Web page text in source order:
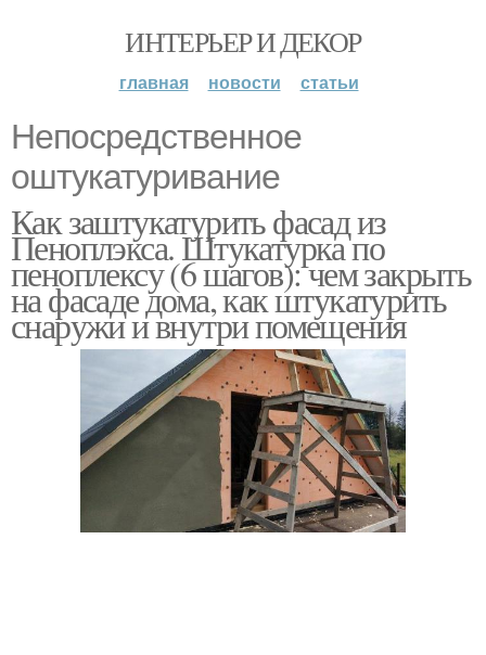
ИНТЕРЬЕР И ДЕКОР
главная новости статьи
Непосредственное
оштукатуривание
Как заштукатурить фасад из
Пеноплэкса. Штукатурка по
пеноплексу (6 шагов): чем закрыть
на фасаде дома, как штукатурить
снаружи и внутри помещения